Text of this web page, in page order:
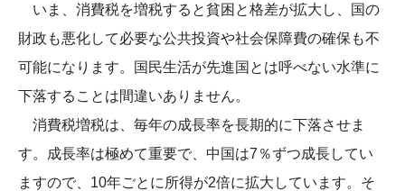
いま、消費税を増税すると貧困と格差が拡大し、国の
財政も悪化して必要な公共投資や社会保障費の確保も不
可能になります。国民生活が先進国とは呼べない水準に
下落することは間違いありません。
消費税増税は、毎年の成長率を長期的に下落させま
す。成長率は極めて重要で、中国は7％ずつ成長してい
ますので、10年ごとに所得が2倍に拡大しています。そ